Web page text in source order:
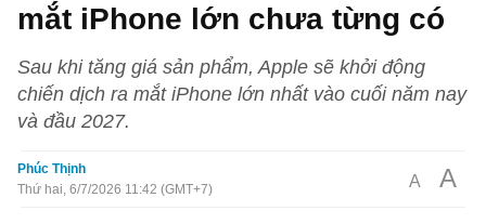
mắt iPhone lớn chưa từng có
Sau khi tăng giá sản phẩm, Apple sẽ khởi động
chiến dịch ra mắt iPhone lớn nhất vào cuối năm nay
và đầu 2027.
Phúc Thịnh
Thứ hai, 6/7/2026 11:42 (GMT+7)
A A